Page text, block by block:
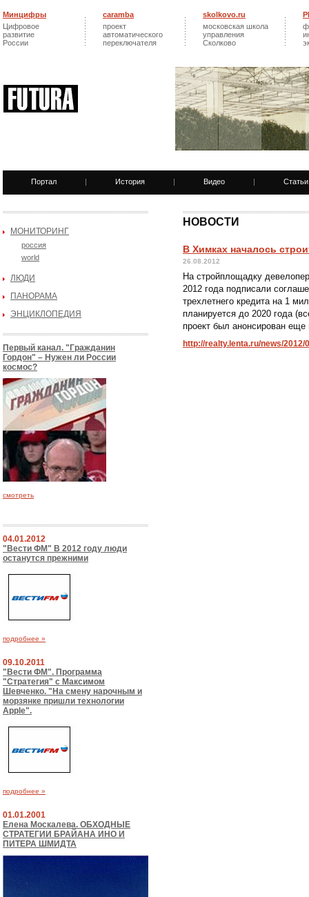
Минцифры
Цифровое
развитие
России
caramba
проект
автоматического
переключателя
skolkovo.ru
московская школа
управления
Сколково
Портал | История | Видео | Статьи
МОНИТОРИНГ
россия
world
ЛЮДИ
ПАНОРАМА
ЭНЦИКЛОПЕДИЯ
Первый канал. "Гражданин
Гордон" – Нужен ли России
космос?
смотреть
04.01.2012
"Вести ФМ" В 2012 году люди
останутся прежними
подробнее »
09.10.2011
"Вести ФМ". Программа
"Стратегия" с Максимом
Шевченко. "На смену нарочным и
морзянке пришли технологии
Apple".
подробнее »
01.01.2001
Елена Москалева. ОБХОДНЫЕ
СТРАТЕГИИ БРАЙАНА ИНО И
ПИТЕРА ШМИДТА
НОВОСТИ
В Химках началось
26.08.2012
На стройплощадку
2012 года подписали
трехлетнего кредита на 1
планируется до 2020 года
проект был анонсирован еще
http://realty.lenta.ru/news/2012/